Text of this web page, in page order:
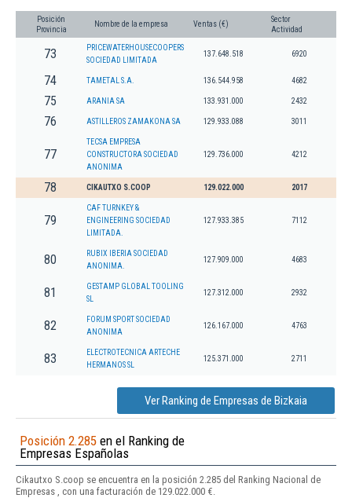
Posición
Provincia
Nombre de la empresa Ventas (€)
Sector
Actividad
73
PRICEWATERHOUSECOOPERS
SOCIEDAD LIMITADA
137.648.518 6920
74 TAMETAL S.A. 136.544.958 4682
75 ARANIA SA 133.931.000 2432
76 ASTILLEROS ZAMAKONA SA 129.933.088 3011
77
TECSA EMPRESA
CONSTRUCTORA SOCIEDAD
ANONIMA
129.736.000 4212
78 CIKAUTXO S.COOP 129.022.000 2017
79
CAF TURNKEY &
ENGINEERING SOCIEDAD
LIMITADA.
127.933.385 7112
80
RUBIX IBERIA SOCIEDAD
ANONIMA.
127.909.000 4683
81
GESTAMP GLOBAL TOOLING
SL
127.312.000 2932
82
FORUM SPORT SOCIEDAD
ANONIMA
126.167.000 4763
83
ELECTROTECNICA ARTECHE
HERMANOS SL
125.371.000 2711
Ver Ranking de Empresas de Bizkaia
Posición 2.285 en el Ranking de
Empresas Españolas
Cikautxo S.coop se encuentra en la posición 2.285 del Ranking Nacional de
Empresas , con una facturación de 129.022.000 €.